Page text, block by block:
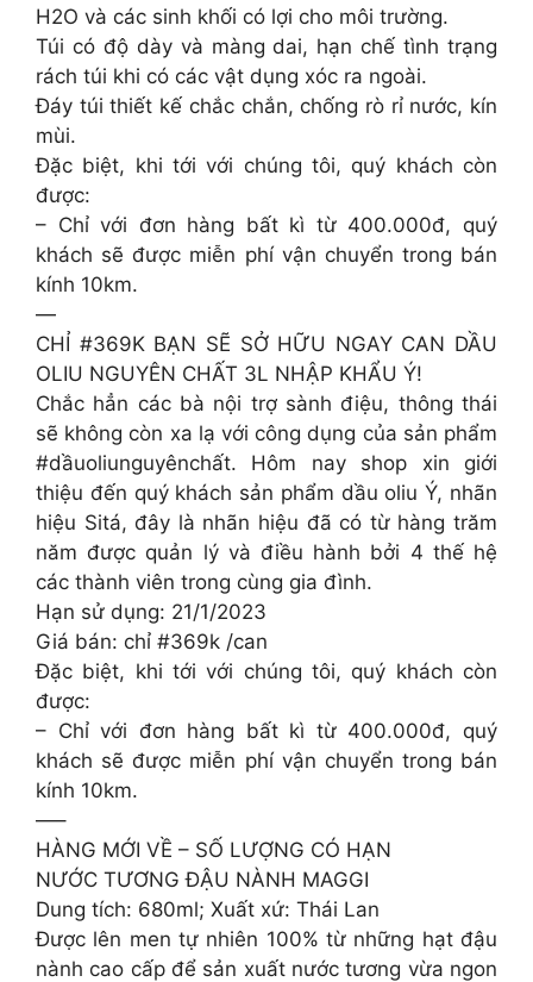
H2O và các sinh khối có lợi cho môi trường.
Túi có độ dày và màng dai, hạn chế tình trạng
rách túi khi có các vật dụng xóc ra ngoài.
Đáy túi thiết kế chắc chắn, chống rò rỉ nước, kín
mùi.
Đặc biệt, khi tới với chúng tôi, quý khách còn
được:
– Chỉ với đơn hàng bất kì từ 400.000đ, quý
khách sẽ được miễn phí vận chuyển trong bán
kính 10km.
—
CHỈ #369K BẠN SẼ SỞ HỮU NGAY CAN DẦU
OLIU NGUYÊN CHẤT 3L NHẬP KHẨU Ý!
Chắc hẳn các bà nội trợ sành điệu, thông thái
sẽ không còn xa lạ với công dụng của sản phẩm
#dầuoliunguyênchất. Hôm nay shop xin giới
thiệu đến quý khách sản phẩm dầu oliu Ý, nhãn
hiệu Sitá, đây là nhãn hiệu đã có từ hàng trăm
năm được quản lý và điều hành bởi 4 thế hệ
các thành viên trong cùng gia đình.
Hạn sử dụng: 21/1/2023
Giá bán: chỉ #369k /can
Đặc biệt, khi tới với chúng tôi, quý khách còn
được:
– Chỉ với đơn hàng bất kì từ 400.000đ, quý
khách sẽ được miễn phí vận chuyển trong bán
kính 10km.
—–
HÀNG MỚI VỀ – SỐ LƯỢNG CÓ HẠN
NƯỚC TƯƠNG ĐẬU NÀNH MAGGI
Dung tích: 680ml; Xuất xứ: Thái Lan
Được lên men tự nhiên 100% từ những hạt đậu
nành cao cấp để sản xuất nước tương vừa ngon